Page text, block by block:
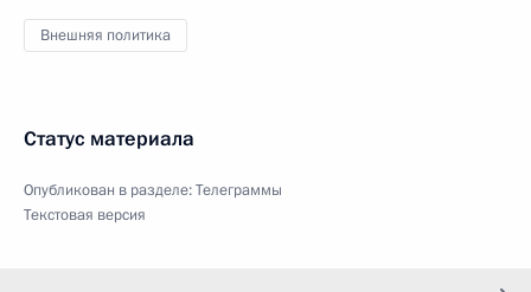
Внешняя политика
Статус материала
Опубликован в разделе:Телеграммы
Текстовая версия